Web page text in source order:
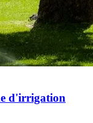
d'irrigation